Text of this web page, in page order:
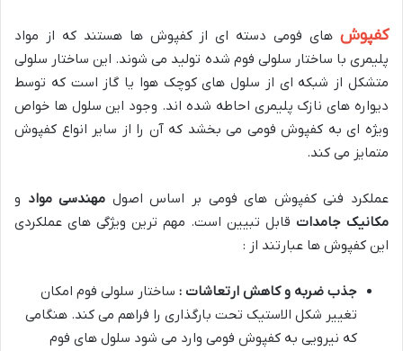
کفپوش های فومی دسته ای از کفپوش ها هستند که از مواد
پلیمری با ساختار سلولی فوم شده تولید می شوند. این ساختار سلولی
متشکل از شبکه ای از سلول های کوچک هوا یا گاز است که توسط
دیواره های نازک پلیمری احاطه شده اند. وجود این سلول ها خواص
ویژه ای به کفپوش فومی می بخشد که آن را از سایر انواع کفپوش
متمایز می کند.
عملکرد فنی کفپوش های فومی بر اساس اصول مهندسی مواد و
مکانیک جامدات قابل تبیین است. مهم ترین ویژگی های عملکردی
این کفپوش ها عبارتند از :
جذب ضربه و کاهش ارتعاشات : ساختار سلولی فوم امکان
تغییر شکل الاستیک تحت بارگذاری را فراهم می کند. هنگامی
که نیرویی به کفپوش فومی وارد می شود سلول های فوم